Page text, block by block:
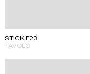
STICK F23
TAVOLO